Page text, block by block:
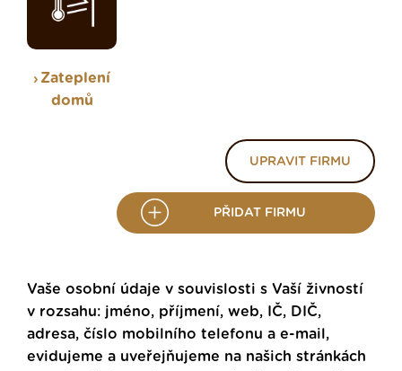
Zateplení
domů
UPRAVIT FIRMU
PŘIDAT FIRMU
Vaše osobní údaje v souvislosti s Vaší živností
v rozsahu: jméno, příjmení, web, IČ, DIČ,
adresa, číslo mobilního telefonu a e-mail,
evidujeme a uveřejňujeme na našich stránkách